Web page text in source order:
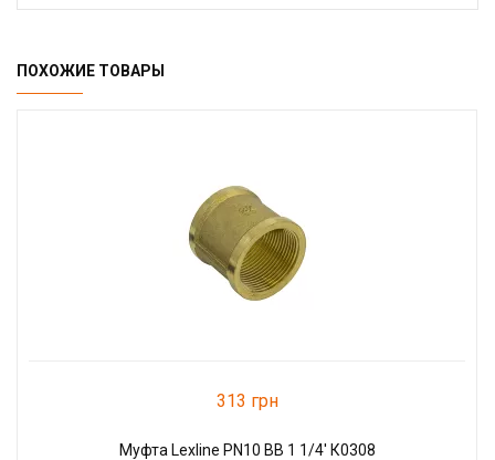
ПОХОЖИЕ ТОВАРЫ
313 грн
Муфта Lexline PN10 ВВ 1 1/4' К0308